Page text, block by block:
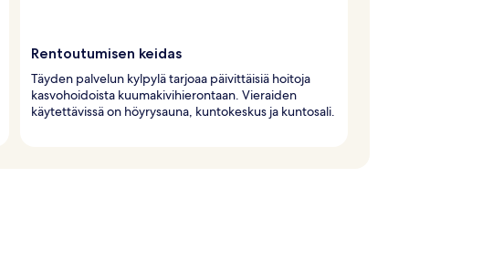
Rentoutumisen keidas
Täyden palvelun kylpylä tarjoaa päivittäisiä hoitoja
kasvohoidoista kuumakivihierontaan. Vieraiden
käytettävissä on höyrysauna, kuntokeskus ja kuntosali.